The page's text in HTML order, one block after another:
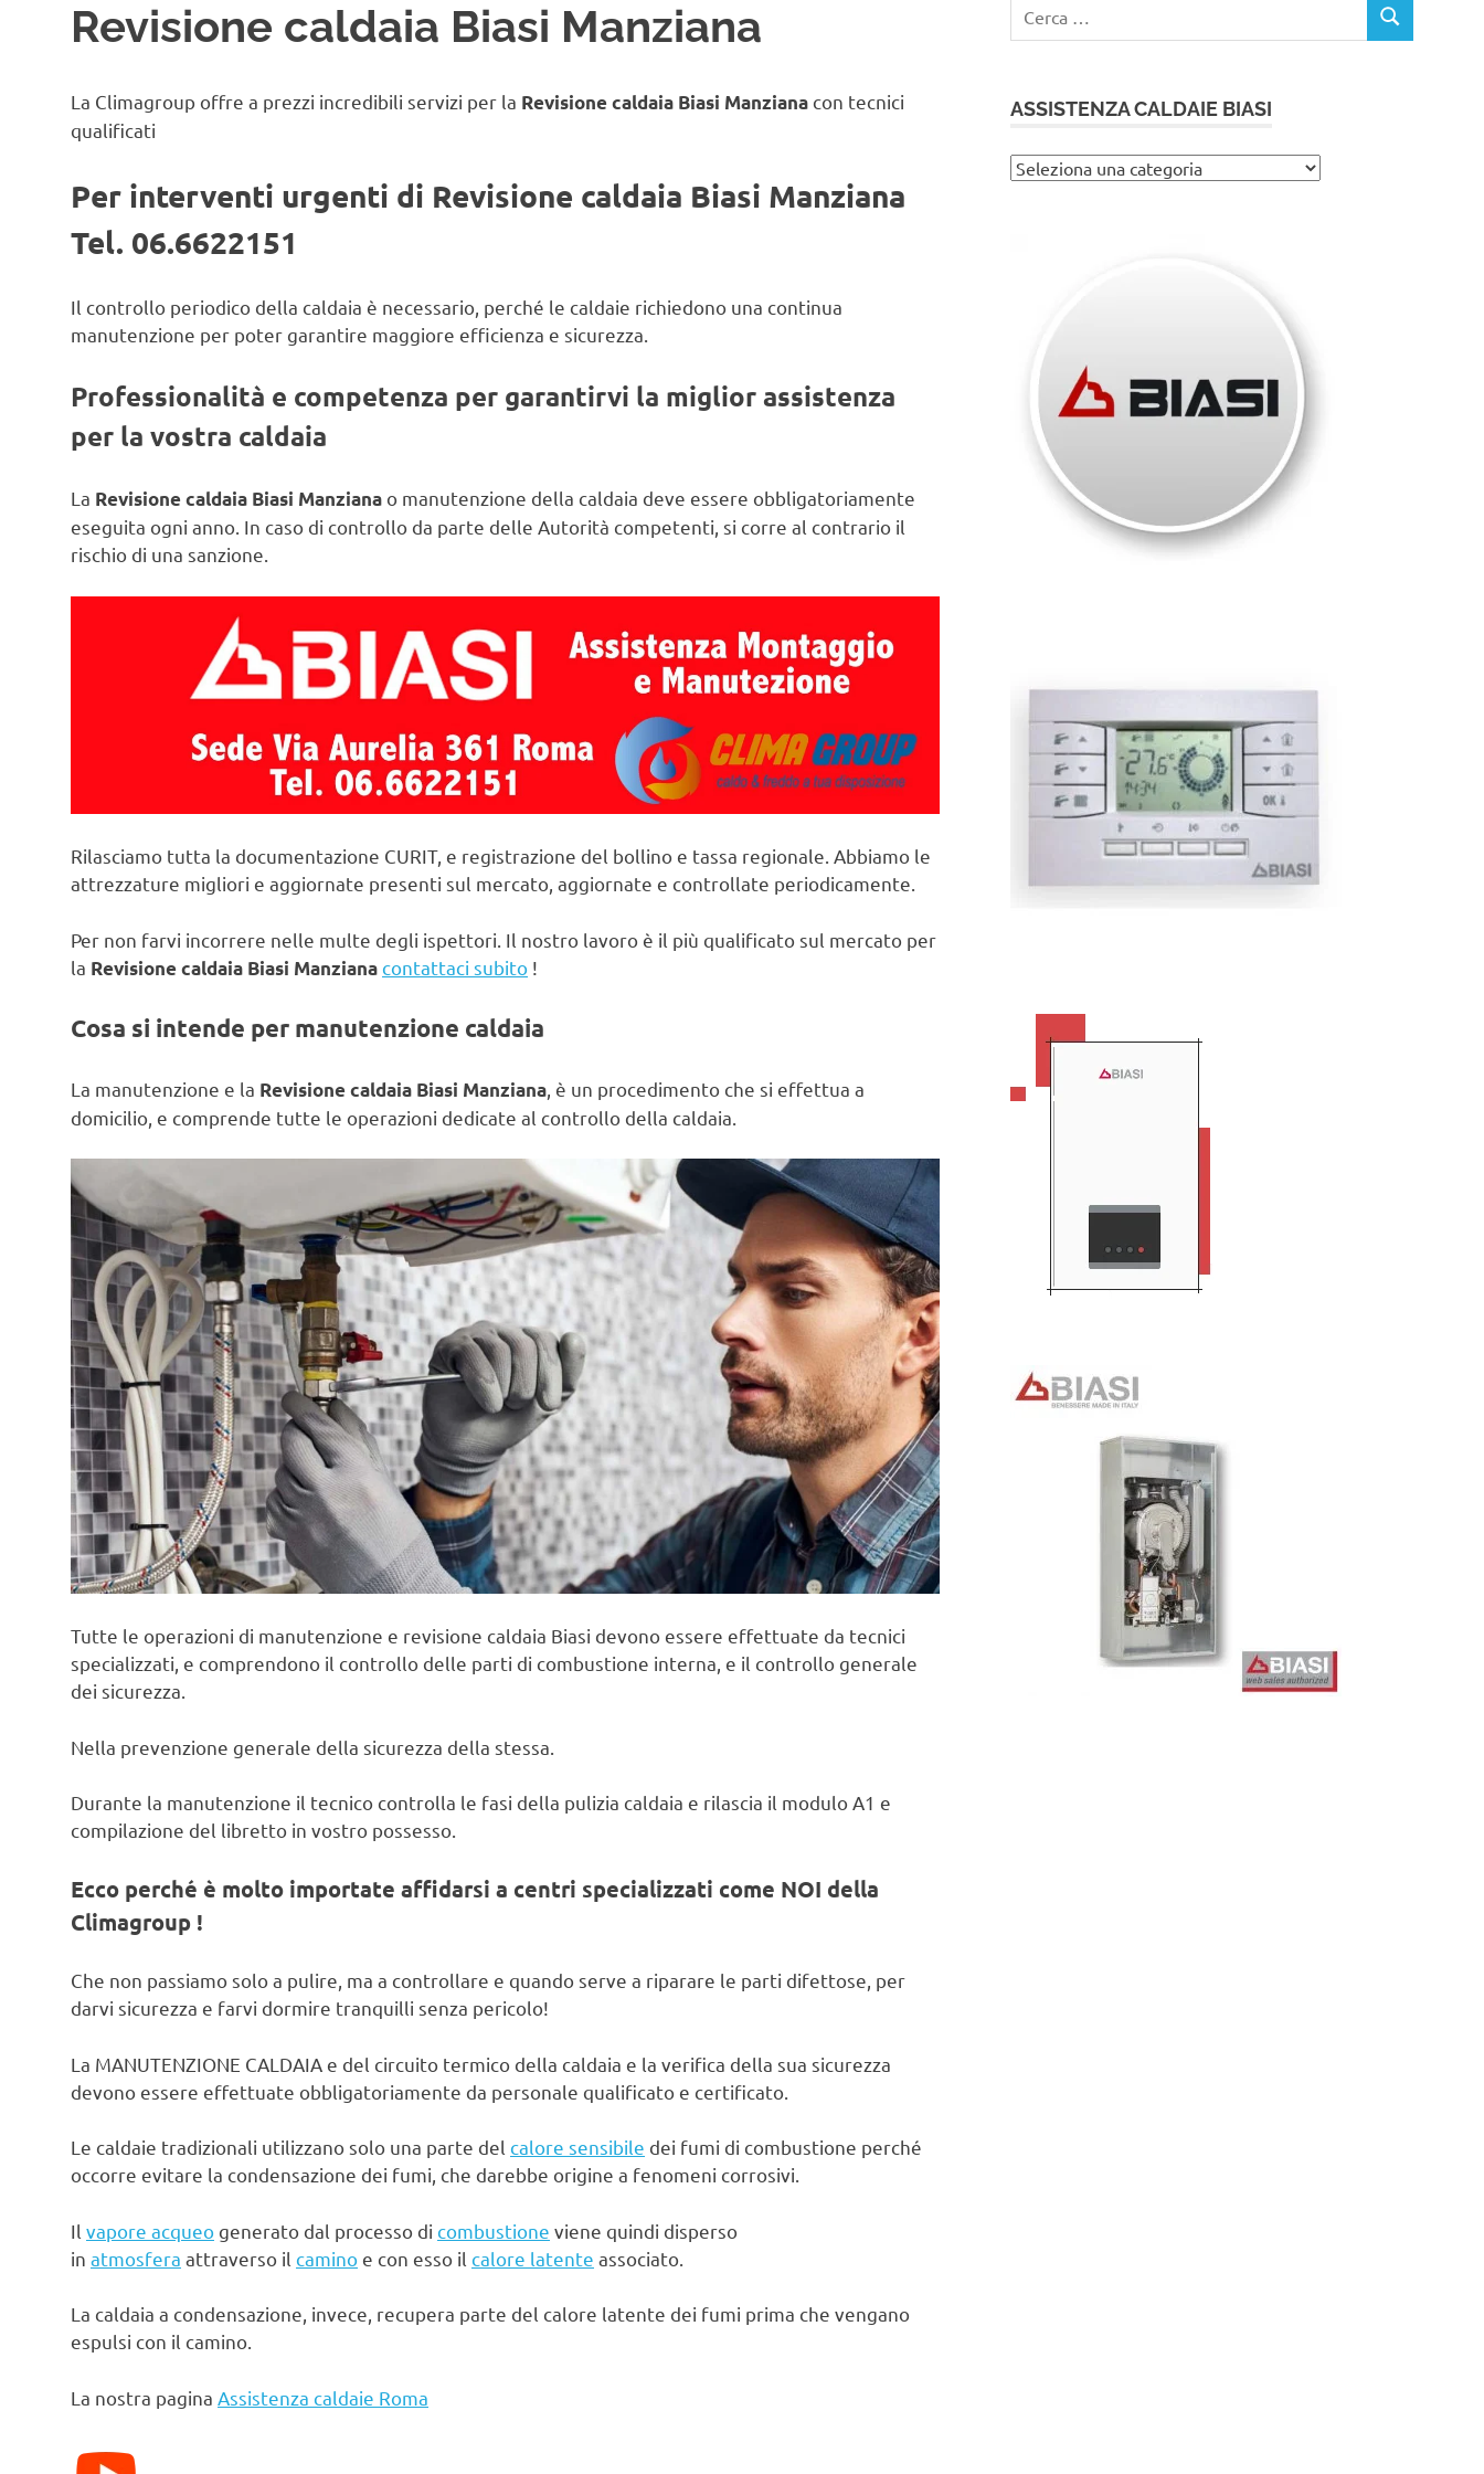
Revisione caldaia Biasi Manziana
La Climagroup offre a prezzi incredibili servizi per la Revisione caldaia Biasi Manziana con tecnici
qualificati
Per interventi urgenti di Revisione caldaia Biasi Manziana
Tel. 06.6622151
Il controllo periodico della caldaia è necessario, perché le caldaie richiedono una continua
manutenzione per poter garantire maggiore efficienza e sicurezza.
Professionalità e competenza per garantirvi la miglior assistenza
per la vostra caldaia
La Revisione caldaia Biasi Manziana o manutenzione della caldaia deve essere obbligatoriamente
eseguita ogni anno. In caso di controllo da parte delle Autorità competenti, si corre al contrario il
rischio di una sanzione.
Rilasciamo tutta la documentazione CURIT, e registrazione del bollino e tassa regionale. Abbiamo le
attrezzature migliori e aggiornate presenti sul mercato, aggiornate e controllate periodicamente.
Per non farvi incorrere nelle multe degli ispettori. Il nostro lavoro è il più qualificato sul mercato per
la Revisione caldaia Biasi Manzianacontattaci subito !
Cosa si intende per manutenzione caldaia
La manutenzione e la Revisione caldaia Biasi Manziana , è un procedimento che si effettua a
domicilio, e comprende tutte le operazioni dedicate al controllo della caldaia.
Tutte le operazioni di manutenzione e revisione caldaia Biasi devono essere effettuate da tecnici
specializzati, e comprendono il controllo delle parti di combustione interna, e il controllo generale
dei sicurezza.
Nella prevenzione generale della sicurezza della stessa.
Durante la manutenzione il tecnico controlla le fasi della pulizia caldaia e rilascia il modulo A1 e
compilazione del libretto in vostro possesso.
Ecco perché è molto importate affidarsi a centri specializzati come NOI della
Climagroup !
Che non passiamo solo a pulire, ma a controllare e quando serve a riparare le parti difettose, per
darvi sicurezza e farvi dormire tranquilli senza pericolo!
La MANUTENZIONE CALDAIA e del circuito termico della caldaia e la verifica della sua sicurezza
devono essere effettuate obbligatoriamente da personale qualificato e certificato.
Le caldaie tradizionali utilizzano solo una parte del calore sensibile dei fumi di combustione perché
occorre evitare la condensazione dei fumi, che darebbe origine a fenomeni corrosivi.
Il vapore acqueo generato dal processo di combustione viene quindi disperso
in atmosfera attraverso il camino e con esso il calore latente associato.
La caldaia a condensazione, invece, recupera parte del calore latente dei fumi prima che vengano
espulsi con il camino.
La nostra pagina Assistenza caldaie Roma
per:
CERCA
ASSISTENZA CALDAIE BIASI
Assistenza